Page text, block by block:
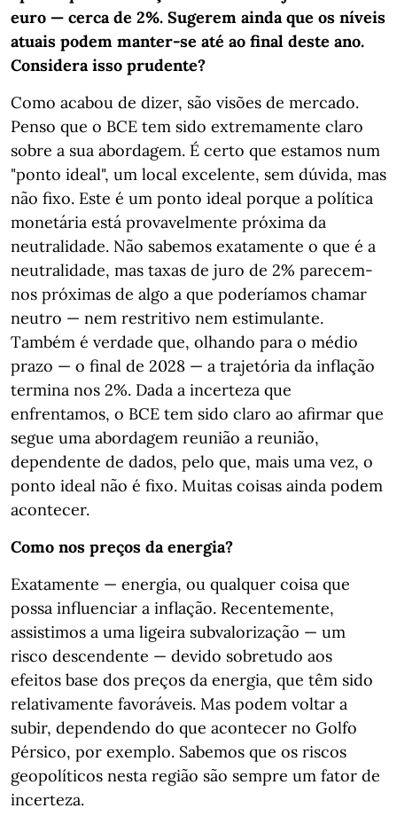
euro — cerca de 2%. Sugerem ainda que os níveis
atuais podem manter-se até ao final deste ano.
Considera isso prudente?
Como acabou de dizer, são visões de mercado.
Penso que o BCE tem sido extremamente claro
sobre a sua abordagem. É certo que estamos num
"ponto ideal", um local excelente, sem dúvida, mas
não fixo. Este é um ponto ideal porque a política
monetária está provavelmente próxima da
neutralidade. Não sabemos exatamente o que é a
neutralidade, mas taxas de juro de 2% parecem-
nos próximas de algo a que poderíamos chamar
neutro — nem restritivo nem estimulante.
Também é verdade que, olhando para o médio
prazo — o final de 2028 — a trajetória da inflação
termina nos 2%. Dada a incerteza que
enfrentamos, o BCE tem sido claro ao afirmar que
segue uma abordagem reunião a reunião,
dependente de dados, pelo que, mais uma vez, o
ponto ideal não é fixo. Muitas coisas ainda podem
acontecer.
Como nos preços da energia?
Exatamente — energia, ou qualquer coisa que
possa influenciar a inflação. Recentemente,
assistimos a uma ligeira subvalorização — um
risco descendente — devido sobretudo aos
efeitos base dos preços da energia, que têm sido
relativamente favoráveis. Mas podem voltar a
subir, dependendo do que acontecer no Golfo
Pérsico, por exemplo. Sabemos que os riscos
geopolíticos nesta região são sempre um fator de
incerteza.